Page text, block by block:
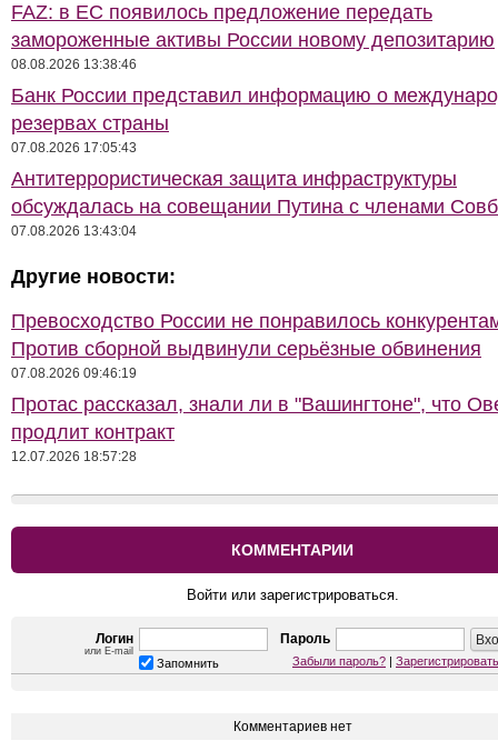
FAZ: в ЕС появилось предложение передать
замороженные активы России новому депозитарию
08.08.2026 13:38:46
Банк России представил информацию о
резервах страны
07.08.2026 17:05:43
Антитеррористическая защита инфраструктуры
обсуждалась на совещании Путина с членами
07.08.2026 13:43:04
Другие новости:
Превосходство России не понравилось
Против сборной выдвинули серьёзные обвинения
07.08.2026 09:46:19
Протас рассказал, знали ли в "Вашингтоне", что
продлит контракт
12.07.2026 18:57:28
КОММЕНТАРИИ
Войти или зарегистрироваться.
Логин
или E-mail
Пароль
Запомнить Забыли пароль? |
Комментариев нет